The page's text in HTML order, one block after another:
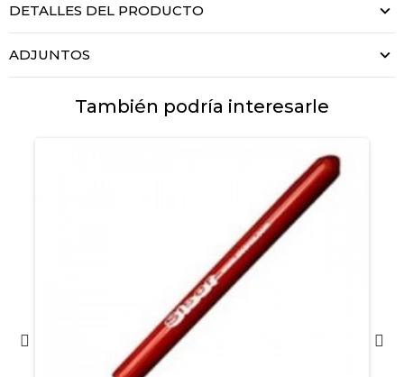
DETALLES DEL PRODUCTO
ADJUNTOS
También podría interesarle